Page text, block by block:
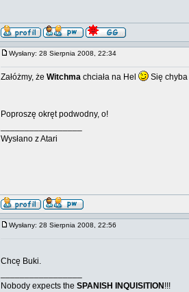
Wysłany: 28 Sierpnia 2008, 22:34
Załóżmy, że Witchma chciała na Hel Się
Poproszę okręt podwodny, o!
Wysłano z Atari
Wysłany: 28 Sierpnia 2008, 22:56
Chcę Buki.
Nobody expects the SPANISH INQUISITION !!!